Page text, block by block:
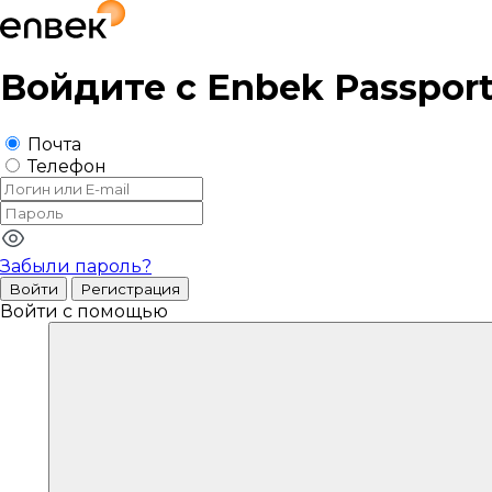
Войдите с Enbek
Почта
Телефон
Забыли пароль?
Войти Регистрация
Войти с помощью